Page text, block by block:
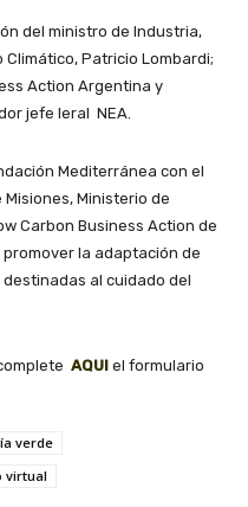
del ministro de Industria,
Climático, Patricio Lombardi;
Action Argentina y
jefe Ieral NEA.
Mediterránea con el
Ministerio de
Carbon Business Action de
la adaptación de
al cuidado del
AQUI el formulario
verde
virtual